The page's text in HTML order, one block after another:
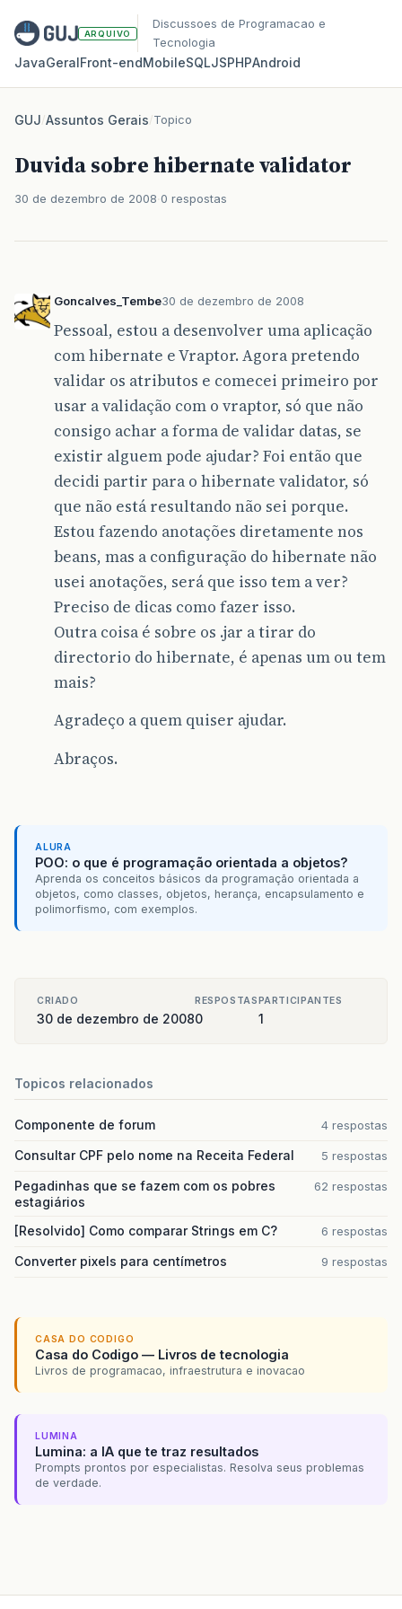
ARQUIVO
Discussoes de Programacao e
Tecnologia
JavaGeralFront‑endMobileSQLJSPHPAndroid
GUJ/Assuntos Gerais/Topico
Duvida sobre hibernate validator
30 de dezembro de 2008 0 respostas
Goncalves_Tembe30 de dezembro de 2008
Pessoal, estou a desenvolver uma aplicação
com hibernate e Vraptor. Agora pretendo
validar os atributos e comecei primeiro por
usar a validação com o vraptor, só que não
consigo achar a forma de validar datas, se
existir alguem pode ajudar? Foi então que
decidi partir para o hibernate validator, só
que não está resultando não sei porque.
Estou fazendo anotações diretamente nos
beans, mas a configuração do hibernate não
usei anotações, será que isso tem a ver?
Preciso de dicas como fazer isso.
Outra coisa é sobre os .jar a tirar do
directorio do hibernate, é apenas um ou tem
mais?
Agradeço a quem quiser ajudar.
Abraços.
ALURA
POO: o que é programação orientada a objetos?
Aprenda os conceitos básicos da programação orientada a
objetos, como classes, objetos, herança, encapsulamento e
polimorfismo, com exemplos.
CRIADO
30 de dezembro de 2008
RESPOSTAS
0
PARTICIPANTES
1
Topicos relacionados
Componente de forum 4 respostas
Consultar CPF pelo nome na Receita Federal 5 respostas
Pegadinhas que se fazem com os pobres
estagiários
62 respostas
[Resolvido] Como comparar Strings em C? 6 respostas
Converter pixels para centímetros 9 respostas
CASA DO CODIGO
Casa do Codigo — Livros de tecnologia
Livros de programacao, infraestrutura e inovacao
LUMINA
Lumina: a IA que te traz resultados
Prompts prontos por especialistas. Resolva seus problemas
de verdade.